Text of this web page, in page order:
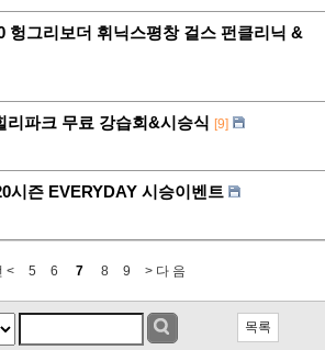
헝그리보더 휘닉스평창 걸스 펀클리닉 &
리파크 무료 강습회&시승식 [9]
시즌 EVERYDAY 시승이벤트
< 5 6 7 8 9 > 다 음
목록